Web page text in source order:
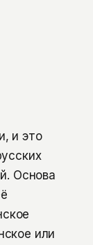
и это
Основа
или